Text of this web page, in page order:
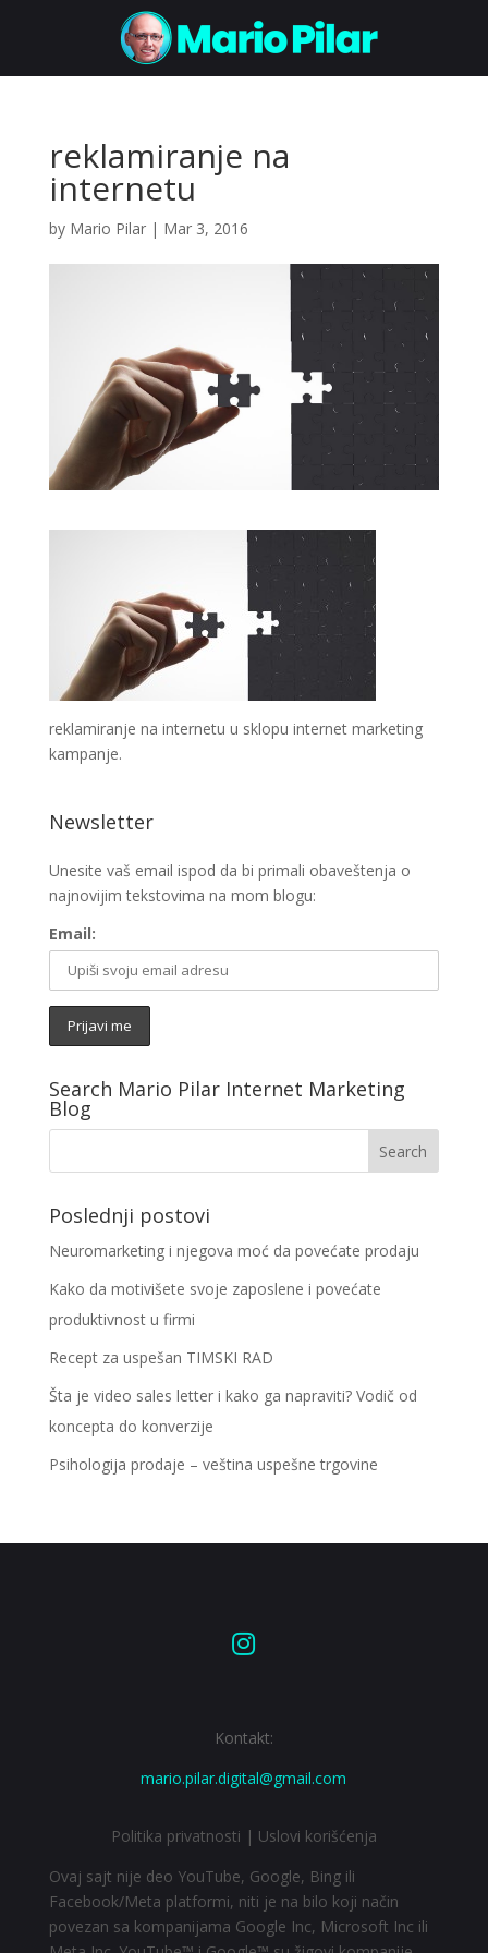
reklamiranje na
internetu
by Mario Pilar| Mar 3, 2016
reklamiranje na internetu u sklopu internet marketing
kampanje.
Newsletter
Unesite vaš email ispod da bi primali obaveštenja o
najnovijim tekstovima na mom blogu:
Email:
Search Mario Pilar Internet Marketing
Blog
Poslednji postovi
Neuromarketing i njegova moć da povećate prodaju
Kako da motivišete svoje zaposlene i povećate
produktivnost u firmi
Recept za uspešan TIMSKI RAD
Šta je video sales letter i kako ga napraviti? Vodič od
koncepta do konverzije
Psihologija prodaje – veština uspešne trgovine

Kontakt:
mario.pilar.digital@gmail.com
Politika privatnosti | Uslovi korišćenja
Ovaj sajt nije deo YouTube, Google, Bing ili
Facebook/Meta platformi, niti je na bilo koji način
povezan sa kompanijama Google Inc, Microsoft Inc ili